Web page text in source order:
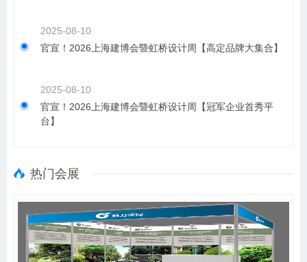
2025-08-10
官宣！2026上海建博会暨虹桥设计周【高定品牌大集合】
2025-08-10
官宣！2026上海建博会暨虹桥设计周【冠军企业首秀平
台】
热门会展